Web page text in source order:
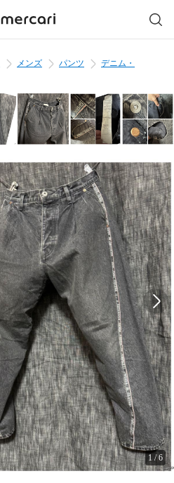
メンズ パンツ
デニム・
1 /6